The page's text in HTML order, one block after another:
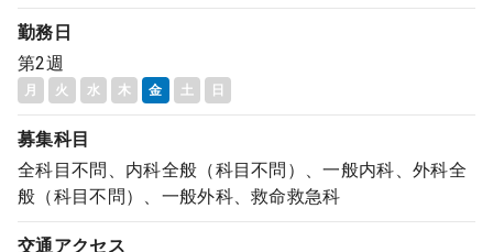
成功事例
転職ノウハウ
受付時間 9:00 ～ 18:00（平日）
0120-337-613
勤務日
第2週
月 火 水 木 金 土 日
募集科目
全科目不問、内科全般（科目不問）、一般内科、外科全
般（科目不問）、一般外科、救命救急科
交通アクセス